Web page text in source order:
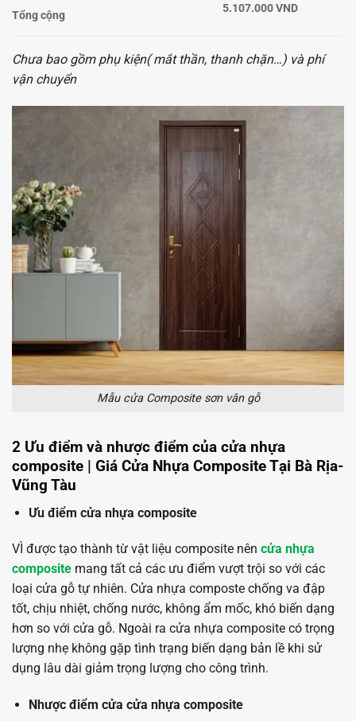
Tổng cộng
5.107.000 VND
Chưa bao gồm phụ kiện( mắt thần, thanh chặn…) và phí
vận chuyển
Mẫu cửa Composite sơn vân gỗ
2 Ưu điểm và nhược điểm của cửa nhựa
composite | Giá Cửa Nhựa Composite Tại Bà Rịa-
Vũng Tàu
Ưu điểm cửa nhựa composite
VÌ được tạo thành từ vật liệu composite nên cửa nhựa
composite mang tất cả các ưu điểm vượt trội so với các
loại cửa gỗ tự nhiên. Cửa nhựa composte chống va đập
tốt, chịu nhiệt, chống nước, không ẩm mốc, khó biến dạng
hơn so với cửa gỗ. Ngoài ra cửa nhựa composite có trọng
lượng nhẹ không gặp tình trạng biến dạng bản lề khi sử
dụng lâu dài giảm trọng lượng cho công trình.
Nhược điểm cửa cửa nhựa composite